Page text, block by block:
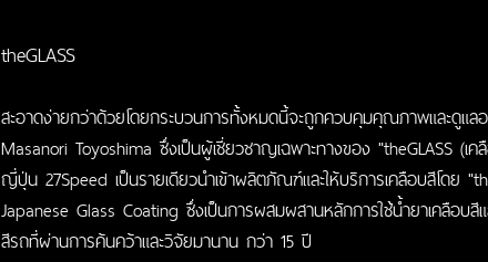
theGLASS
สะอาดง่ายกว่าด้วยโดยกระบวนการทั้งหมดนี้จะถูกควบคุมคุณภาพและดูแล
Masanori Toyoshima ซึ่งเป็นผู้เชี่ยวชาญเฉพาะทางของ "theGLASS (เค
ญี่ปุ่น 27Speed เป็นรายเดียวนำเข้าผลิตภัณฑ์และให้บริการเคลือบสีโดย
Japanese Glass Coating ซึ่งเป็นการผสมผสานหลักการใช้น้ำยาเคลือบสีแ
สีรถที่ผ่านการค้นคว้าและวิจัยมานาน กว่า 15 ปี